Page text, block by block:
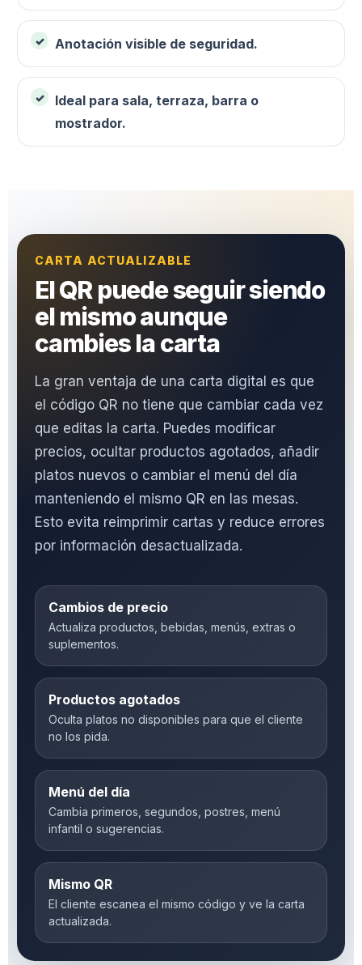
Anotación visible de seguridad.
Ideal para sala, terraza, barra o
mostrador.
CARTA ACTUALIZABLE
El QR puede seguir siendo
el mismo aunque
cambies la carta
La gran ventaja de una carta digital es que
el código QR no tiene que cambiar cada vez
que editas la carta. Puedes modificar
precios, ocultar productos agotados, añadir
platos nuevos o cambiar el menú del día
manteniendo el mismo QR en las mesas.
Esto evita reimprimir cartas y reduce errores
por información desactualizada.
Cambios de precio
Actualiza productos, bebidas, menús, extras o
suplementos.
Productos agotados
Oculta platos no disponibles para que el cliente
no los pida.
Menú del día
Cambia primeros, segundos, postres, menú
infantil o sugerencias.
Mismo QR
El cliente escanea el mismo código y ve la carta
actualizada.